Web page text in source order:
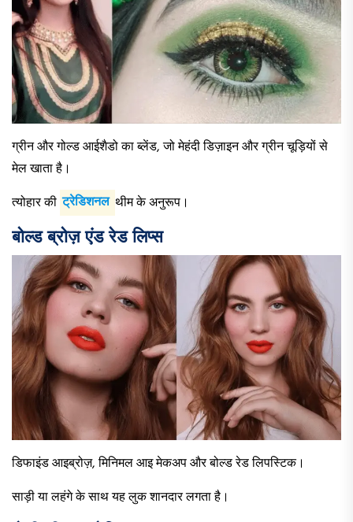
ग्रीन और गोल्ड आईशैडो का ब्लेंड, जो मेहंदी डिज़ाइन और ग्रीन चूड़ियों से
मेल खाता है।
त्योहार की ट्रेडिशनल थीम के अनुरूप।
बोल्ड ब्रोज़ एंड रेड लिप्स
डिफाइंड आइब्रोज़, मिनिमल आइ मेकअप और बोल्ड रेड लिपस्टिक।
साड़ी या लहंगे के साथ यह लुक शानदार लगता है।